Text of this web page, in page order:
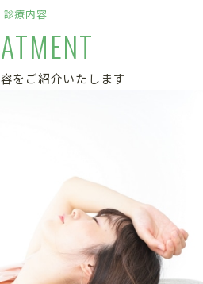
診療内容
をご紹介いたします